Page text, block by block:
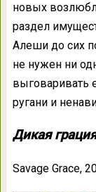
новых
раздел
Алеши до сих
не нужен ни
выговаривать
ругани и
Дикая грация
Savage Grace,